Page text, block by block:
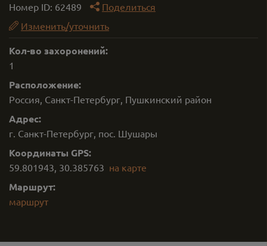
Номер ID: 62489
Поделиться
Изменить/уточнить
Кол-во захоронений:
1
Расположение:
Россия, Санкт-Петербург, Пушкинский район
Адрес:
г. Санкт-Петербург, пос. Шушары
Координаты GPS:
59.801943, 30.385763 на карте
Маршрут:
маршрут